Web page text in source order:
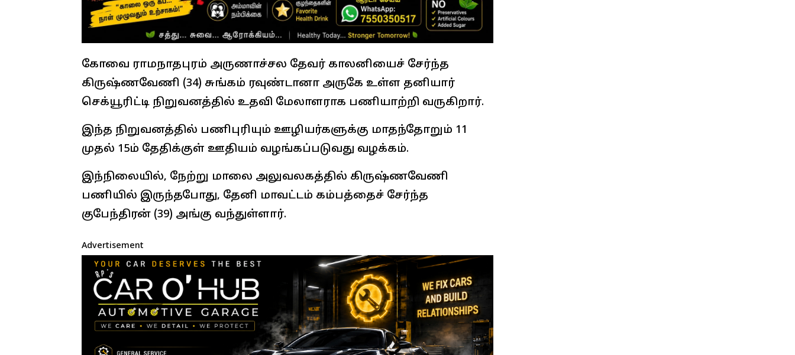
கோவை ராமநாதபுரம் அருணாச்சல தேவர் காலனியைச் சேர்ந்த
கிருஷ்ணவேணி (34) சுங்கம் ரவுண்டானா அருகே உள்ள தனியார்
செக்யூரிட்டி நிறுவனத்தில் உதவி மேலாளராக பணியாற்றி வருகிறார்.
இந்த நிறுவனத்தில் பணிபுரியும் ஊழியர்களுக்கு மாதந்தோறும் 11
முதல் 15ம் தேதிக்குள் ஊதியம் வழங்கப்படுவது வழக்கம்.
இந்நிலையில், நேற்று மாலை அலுவலகத்தில் கிருஷ்ணவேணி
பணியில் இருந்தபோது, தேனி மாவட்டம் கம்பத்தைச் சேர்ந்த
குபேந்திரன் (39) அங்கு வந்துள்ளார்.
Advertisement